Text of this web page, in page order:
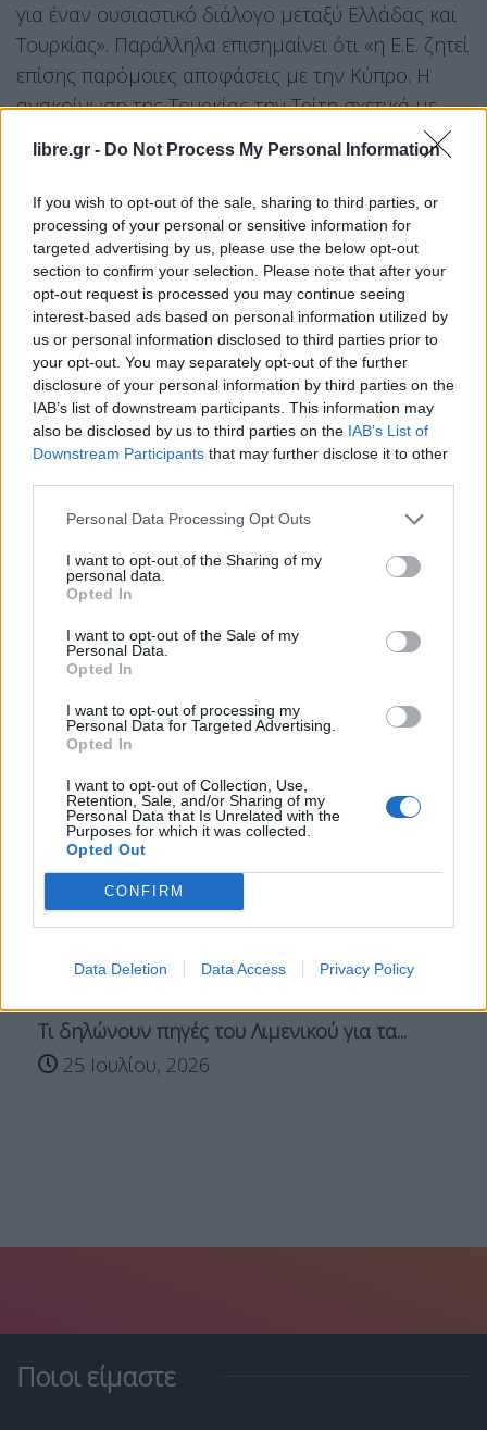
libre.gr - Do Not Process My Personal Information
If you wish to opt-out of the sale, sharing to third parties, or
processing of your personal or sensitive information for
targeted advertising by us, please use the below opt-out
section to confirm your selection. Please note that after your
opt-out request is processed you may continue seeing
interest-based ads based on personal information utilized by
us or personal information disclosed to third parties prior to
your opt-out. You may separately opt-out of the further
disclosure of your personal information by third parties on the
IAB’s list of downstream participants. This information may
also be disclosed by us to third parties on the IAB’s List of
Downstream Participants that may further disclose it to other
Personal Data Processing Opt Outs
I want to opt-out of the Sharing of my
personal data.
Opted In
I want to opt-out of the Sale of my
Personal Data.
Opted In
I want to opt-out of processing my
Personal Data for Targeted Advertising.
Opted In
I want to opt-out of Collection, Use,
Retention, Sale, and/or Sharing of my
Personal Data that Is Unrelated with the
Purposes for which it was collected.
Opted Out
CONFIRM
Data Deletion Data Access Privacy Policy
για έναν ουσιαστικό διάλογο μεταξύ Ελλάδας και
Τουρκίας». Παράλληλα επισημαίνει ότι «η Ε.Ε. ζητεί
επίσης παρόμοιες αποφάσεις με την Κύπρο. Η
ανακοίνωση της Τουρκίας την Τρίτη σχετικά με
την επέκταση του Navtex για το Γιαβούζ, θα
πυροδοτήσει περαιτέρω εντάσεις και ανασφάλεια
στην Ανατολική Μεσόγειο, σε μια στιγμή που
υπάρχει η ευκαιρία να συνεχίσει την άμεση
αποκλιμάκωση και να συνεχίσει τον διάλογο και
τις διαπραγματεύσεις, οι οποίες είναι η μόνη
πορεία προς μόνιμες λύσεις».
https://twitter.com/ExtSpoxEU/status/13062809847
32749829
Facebook Share on X Bluesky
Email Copy Link
Tags: NAVTEX ΕΛΛΗΝΟΤΟΥΡΚΙΚΑ ΚΟΜΙΣΙΟΝ
ΠΙΤΕΡ ΣΤΑΝΟ
Σχετικά Άρθρα
Τι δηλώνουν πηγές του Λιμενικού για τα...
25 Ιουλίου, 2026
Ποιοι είμαστε